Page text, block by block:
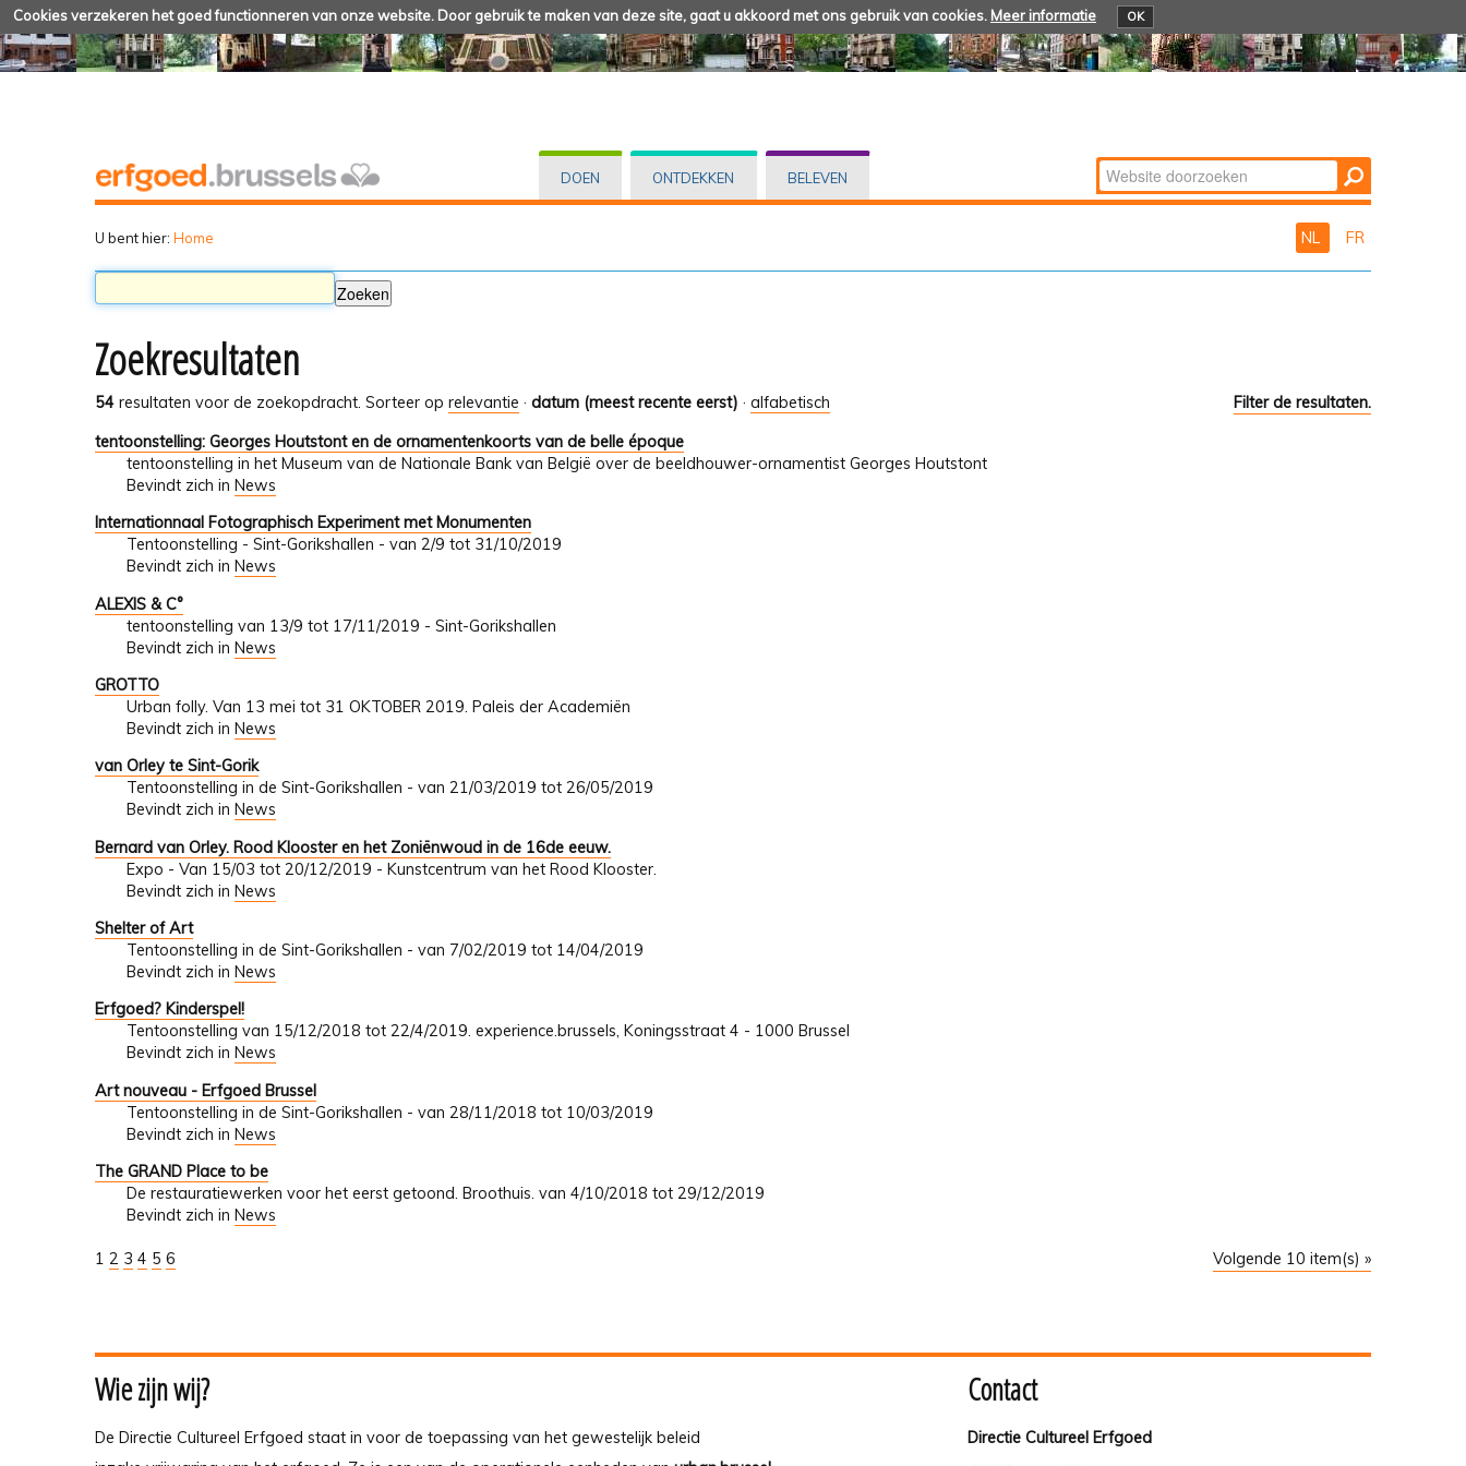
Cookies verzekeren het goed functionneren van onze website. Door gebruik te maken van deze site, gaat u akkoord met ons gebruik van cookies. Meer informatie OK
DOEN ONTDEKKEN BELEVEN Zoek
Geavanceerd
U bent hier: Home NL FR
Zoekresultaten
54 resultaten voor de zoekopdracht. Filter de resultaten.
Sorteer op relevantie · datum (meest recente eerst) · alfabetisch
tentoonstelling: Georges Houtstont en de ornamentenkoorts van de belle époque
tentoonstelling in het Museum van de Nationale Bank van België over de beeldhouwer-ornamentist Georges Houtstont
Bevindt zich in News
Internationnaal Fotographisch Experiment met Monumenten
Tentoonstelling - Sint-Gorikshallen - van 2/9 tot 31/10/2019
Bevindt zich in News
ALEXIS & C°
tentoonstelling van 13/9 tot 17/11/2019 - Sint-Gorikshallen
Bevindt zich in News
GROTTO
Urban folly. Van 13 mei tot 31 OKTOBER 2019. Paleis der Academiën
Bevindt zich in News
van Orley te Sint-Gorik
Tentoonstelling in de Sint-Gorikshallen - van 21/03/2019 tot 26/05/2019
Bevindt zich in News
Bernard van Orley. Rood Klooster en het Zoniënwoud in de 16de eeuw.
Expo - Van 15/03 tot 20/12/2019 - Kunstcentrum van het Rood Klooster.
Bevindt zich in News
Shelter of Art
Tentoonstelling in de Sint-Gorikshallen - van 7/02/2019 tot 14/04/2019
Bevindt zich in News
Erfgoed? Kinderspel!
Tentoonstelling van 15/12/2018 tot 22/4/2019. experience.brussels, Koningsstraat 4 - 1000 Brussel
Bevindt zich in News
Art nouveau - Erfgoed Brussel
Tentoonstelling in de Sint-Gorikshallen - van 28/11/2018 tot 10/03/2019
Bevindt zich in News
The GRAND Place to be
De restauratiewerken voor het eerst getoond. Broothuis. van 4/10/2018 tot 29/12/2019
Bevindt zich in News
Volgende 10 item(s) »
1 2 3 4 5 6
Wie zijn wij?
De Directie Cultureel Erfgoed staat in voor de toepassing van het gewestelijk beleid
Contact
Directie Cultureel Erfgoed